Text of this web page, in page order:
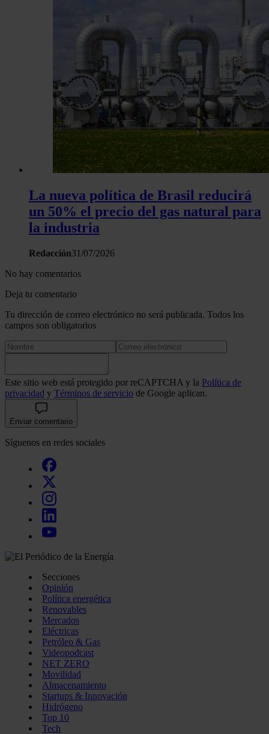
La nueva política de Brasil reducirá
un 50% el precio del gas natural para
la industria
Redacción31/07/2026
No hay comentarios
Deja tu comentario
Tu dirección de correo electrónico no será publicada. Todos los
campos son obligatorios
Este sitio web está protegido por reCAPTCHA y la Política de
privacidad y Términos de servicio de Google aplican.
Enviar comentario
Síguenos en redes sociales
Secciones
Opinión
Política energética
Renovables
Mercados
Eléctricas
Petróleo & Gas
Videopodcast
NET ZERO
Movilidad
Almacenamiento
Startups & Innovación
Hidrógeno
Top 10
Tech